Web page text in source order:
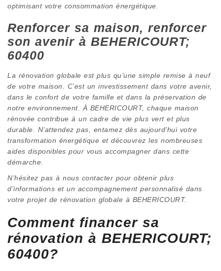
optimisant votre consommation énergétique.
Renforcer sa maison, renforcer
son avenir à BEHERICOURT;
60400
La rénovation globale est plus qu’une simple remise à neuf
de votre maison. C’est un investissement dans votre avenir,
dans le confort de votre famille et dans la préservation de
notre environnement. À BEHERICOURT, chaque maison
rénovée contribue à un cadre de vie plus vert et plus
durable. N’attendez pas, entamez dès aujourd’hui votre
transformation énergétique et découvrez les nombreuses
aides disponibles pour vous accompagner dans cette
démarche.
N’hésitez pas à nous contacter pour obtenir plus
d’informations et un accompagnement personnalisé dans
votre projet de rénovation globale à BEHERICOURT.
Comment financer sa
rénovation à BEHERICOURT;
60400?